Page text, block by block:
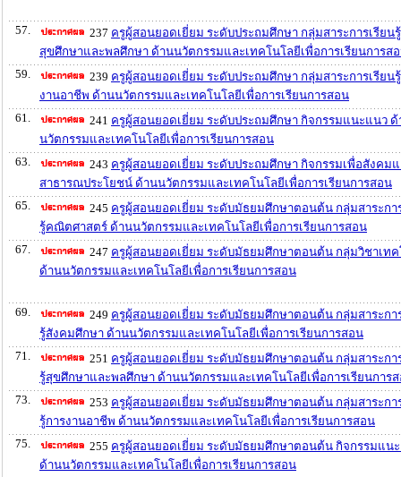
57. 237 ครูผู้สอนยอดเยี่ยม ระดับประถมศึกษา กลุ่มสาระการเรียนรู้
สุขศึกษาและพลศึกษา ด้านนวัตกรรมและเทคโนโลยีเพื่อการเรียนการส
59.
239 ครูผู้สอนยอดเยี่ยม ระดับประถมศึกษา กลุ่มสาระการเรียน
งานอาชีพ ด้านนวัตกรรมและเทคโนโลยีเพื่อการเรียนการสอน
61.
241 ครูผู้สอนยอดเยี่ยม ระดับประถมศึกษา กิจกรรมแนะแนว ด้
นวัตกรรมและเทคโนโลยีเพื่อการเรียนการสอน
63.
243 ครูผู้สอนยอดเยี่ยม ระดับประถมศึกษา กิจกรรมเพื่อสังคม
สาธารณประโยชน์ ด้านนวัตกรรมและเทคโนโลยีเพื่อการเรียนการสอน
65.
245 ครูผู้สอนยอดเยี่ยม ระดับมัธยมศึกษาตอนต้น กลุ่มสาระกา
รู้คณิตศาสตร์ ด้านนวัตกรรมและเทคโนโลยีเพื่อการเรียนการสอน
67.
247 ครูผู้สอนยอดเยี่ยม ระดับมัธยมศึกษาตอนต้น กลุ่มวิชาเทค
ด้านนวัตกรรมและเทคโนโลยีเพื่อการเรียนการสอน
69. 249 ครูผู้สอนยอดเยี่ยม ระดับมัธยมศึกษาตอนต้น กลุ่มสาระกา
รู้สังคมศึกษา ด้านนวัตกรรมและเทคโนโลยีเพื่อการเรียนการสอน
71.
251 ครูผู้สอนยอดเยี่ยม ระดับมัธยมศึกษาตอนต้น กลุ่มสาระกา
รู้สุขศึกษาและพลศึกษา ด้านนวัตกรรมและเทคโนโลยีเพื่อการเรียนการ
73.
253 ครูผู้สอนยอดเยี่ยม ระดับมัธยมศึกษาตอนต้น กลุ่มสาระกา
รู้การงานอาชีพ ด้านนวัตกรรมและเทคโนโลยีเพื่อการเรียนการสอน
75.
255 ครูผู้สอนยอดเยี่ยม ระดับมัธยมศึกษาตอนต้น กิจกรรมแน
ด้านนวัตกรรมและเทคโนโลยีเพื่อการเรียนการสอน